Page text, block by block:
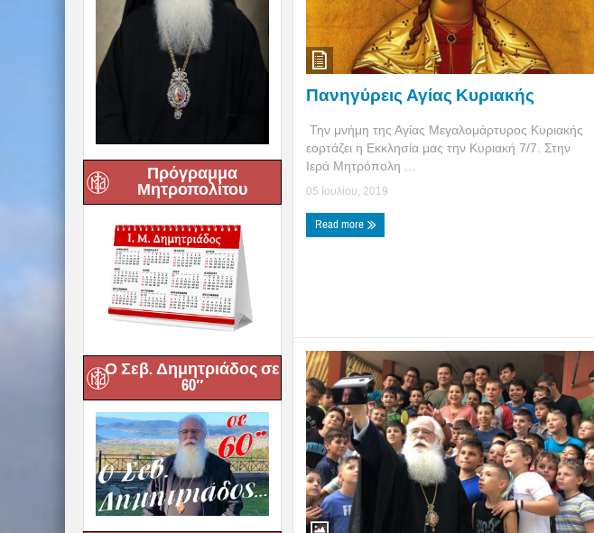
Πρόγραμμα
Μητροπολίτου
Ο Σεβ. Δημητριάδος σε
60″
Πανηγύρεις Αγίας Κυριακής
Την μνήμη της Αγίας Μεγαλομάρτυρος Κυριακής
εορτάζει η Εκκλησία μας την Κυριακή 7/7. Στην
Ιερά Μητρόπολη ...
05 Ιουλίου, 2019
Read more